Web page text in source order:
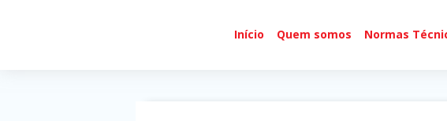
Início Quem somos Normas